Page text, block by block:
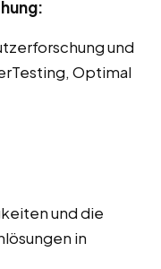
und
Optimal
und die
in